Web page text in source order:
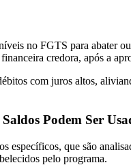
no FGTS para abater
credora, após a
com juros altos,
Podem Ser
específicos, que são
pelo programa.